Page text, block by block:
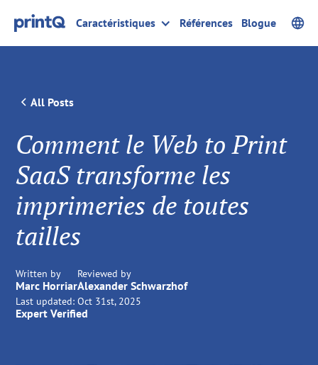
Caractéristiques Références Blogue
All Posts
Comment le Web to Print
SaaS transforme les
imprimeries de toutes
tailles
Written by
Marc Horriar
Reviewed by
Alexander Schwarzhof
Last updated: Oct 31st, 2025
Expert Verified